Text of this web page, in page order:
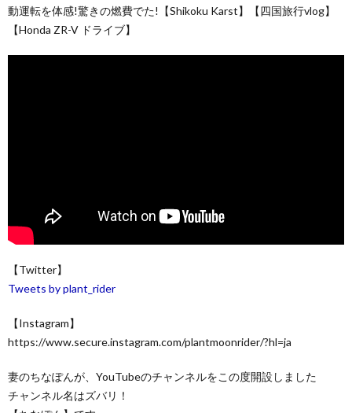
動運転を体感!驚きの燃費でた!【Shikoku Karst】【四国旅行vlog】
【Honda ZR-V ドライブ】
【Twitter】
Tweets by plant_rider
【Instagram】
https://www.secure.instagram.com/plantmoonrider/?hl=ja
妻のちなぽんが、YouTubeのチャンネルをこの度開設しました
チャンネル名はズバリ！